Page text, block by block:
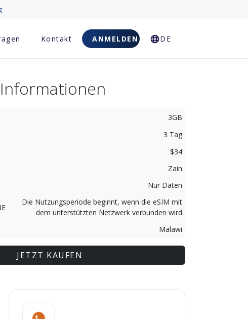
Kontakt ANMELDEN DE
3GB
3 Tag
$34
Zain
Nur Daten
Die Nutzungsperiode beginnt, wenn die eSIM mit
dem unterstützten Netzwerk verbunden wird
Malawi
JETZT KAUFEN